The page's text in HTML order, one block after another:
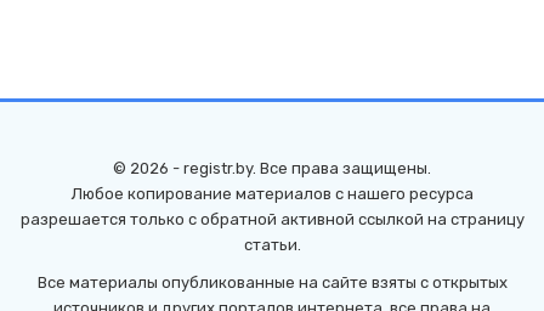
© 2026 - registr.by. Все права защищены.
Любое копирование материалов с нашего ресурса
разрешается только с обратной активной ссылкой на страницу
статьи.
Все материалы опубликованные на сайте взяты с открытых